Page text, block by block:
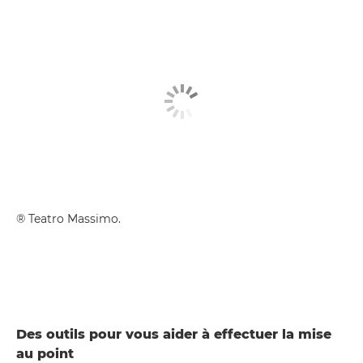
® Teatro Massimo.
Des outils pour vous aider à effectuer la mise
au point